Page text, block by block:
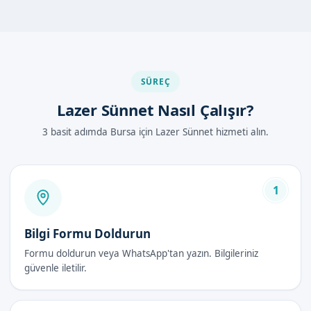
Bursa Mudanya'da lazer sünnet hizmeti almak için, öncelikle
uzman doktorlarımızla randevu almanız gerekir. Randevu
Sünnet işleminin ardından, çocuğunuzun bakımı için必要 olan
tüm bilgiler tarafınıza verilir. Ayrıca, sünnet sonrası olası
destek alabilirsiniz.
Lazer Sünnet Avantajları
Daha az ağrı ve rahatsızlık
SÜREÇ
Lazer Sünnet Nasıl Çalışır?
3 basit adımda Bursa için Lazer Sünnet hizmeti alın.
1
Bilgi Formu Doldurun
Formu doldurun veya WhatsApp'tan yazın. Bilgileriniz
güvenle iletilir.